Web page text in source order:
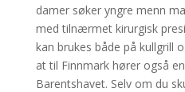
damer søker yngre menn
med tilnærmet kirurgisk
kan brukes både på kullgrill
at til Finnmark hører også
Barentshavet. Selv om du